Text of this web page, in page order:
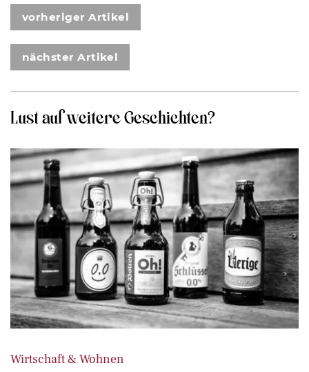
vorheriger Artikel
nächster Artikel
Lust auf weitere Geschichten?
Wirtschaft & Wohnen